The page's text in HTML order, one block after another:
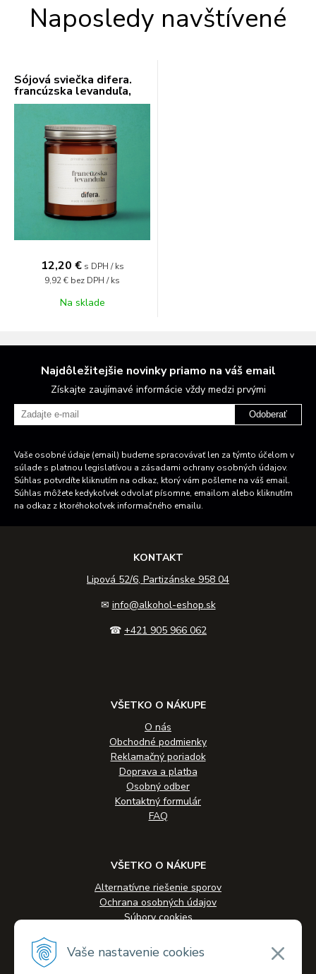
Vaše nastavenie cookies
Naposledy navštívené
Sójová sviečka difera.
francúzska levanduľa,
120 - 180 ml
12,20 € s DPH / ks
9,92 € bez DPH / ks
Na sklade
Najdôležitejšie novinky priamo na váš email
Získajte zaujímavé informácie vždy medzi prvými
Odoberať
Vaše osobné údaje (email) budeme spracovávať len za týmto účelom v
súlade s platnou legislatívou a zásadami ochrany osobných údajov.
Súhlas potvrdíte kliknutím na odkaz, ktorý vám pošleme na váš email.
Súhlas môžete kedykoľvek odvolať písomne, emailom alebo kliknutím
na odkaz z ktoréhokoľvek informačného emailu.
KONTAKT
Lipová 52/6, Partizánske 958 04
✉ info@alkohol-eshop.sk
☎ +421 905 966 062
VŠETKO O NÁKUPE
O nás
Obchodné podmienky
Reklamačný poriadok
Doprava a platba
Osobný odber
Kontaktný formulár
FAQ
VŠETKO O NÁKUPE
Alternatívne riešenie sporov
Ochrana osobných údajov
Súbory cookies
Veľkoobchodná spolupráca